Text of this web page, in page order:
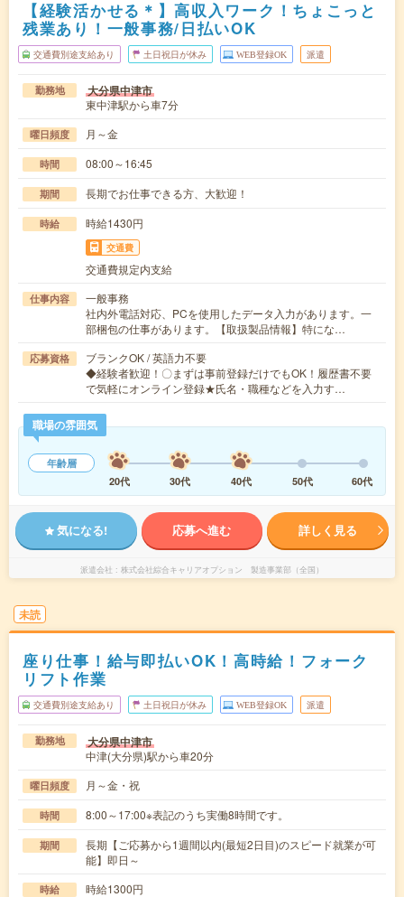
【経験活かせる＊】高収入ワーク！ちょこっと
残業あり！一般事務/日払いOK
交通費別途支給あり 土日祝日が休み WEB登録OK 派遣
勤務地 大分県中津市
東中津駅から車7分
曜日頻度 月～金
時間 08:00～16:45
期間 長期でお仕事できる方、大歓迎！
時給 時給1430円
交通費
交通費規定内支給
仕事内容
一般事務
社内外電話対応、PCを使用したデータ入力があります。一
部梱包の仕事があります。【取扱製品情報】特にな…
応募資格
ブランクOK / 英語力不要
◆経験者歓迎！〇まずは事前登録だけでもOK！履歴書不要
で気軽にオンライン登録★氏名・職種などを入力す…
職場の雰囲気
年齢層
20代
30代 40代 50代 60代
気になる! 応募へ進む 詳しく見る
派遣会社 株式会社綜合キャリアオプション 製造事業部（全国）
未読
座り仕事！給与即払いOK！高時給！フォーク
リフト作業
交通費別途支給あり 土日祝日が休み WEB登録OK 派遣
勤務地 大分県中津市
中津(大分県)駅から車20分
曜日頻度 月～金・祝
時間 8:00～17:00※表記のうち実働8時間です。
期間
長期【ご応募から1週間以内(最短2日目)のスピード就業が可
能】即日～
時給 時給1300円